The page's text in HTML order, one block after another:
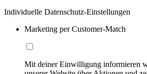
Individuelle Datenschutz-Einstellungen
Marketing per Customer-Match
Mit deiner Einwilligung informieren